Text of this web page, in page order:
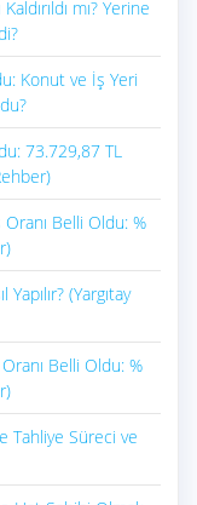
mı? Yerine
Konut ve İş Yeri
73.729,87 TL
Belli Oldu: %
(Yargıtay
Belli Oldu: %
Tahliye Süreci ve